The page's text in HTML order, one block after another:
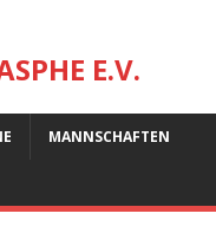
E.V.
MANNSCHAFTEN